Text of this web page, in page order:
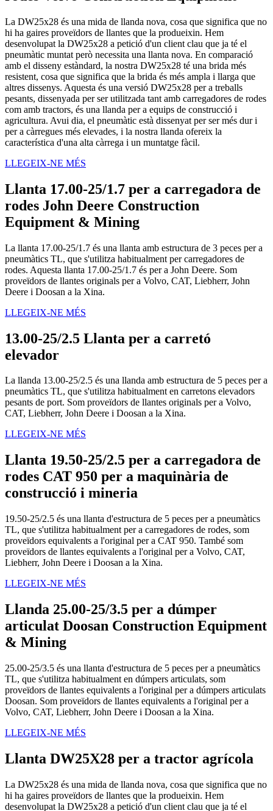
La DW25x28 és una mida de llanda nova, cosa que significa que no
hi ha gaires proveïdors de llantes que la produeixin. Hem
desenvolupat la DW25x28 a petició d'un client clau que ja té el
pneumàtic muntat però necessita una llanta nova. En comparació
amb el disseny estàndard, la nostra DW25x28 té una brida més
resistent, cosa que significa que la brida és més ampla i llarga que
altres dissenys. Aquesta és una versió DW25x28 per a treballs
pesants, dissenyada per ser utilitzada tant amb carregadores de rodes
com amb tractors, és una llanda per a equips de construcció i
agricultura. Avui dia, el pneumàtic està dissenyat per ser més dur i
per a càrregues més elevades, i la nostra llanda ofereix la
característica d'una alta càrrega i un muntatge fàcil.
LLEGEIX-NE MÉS
Llanta 17.00-25/1.7 per a carregadora de
rodes John Deere Construction
Equipment & Mining
La llanta 17.00-25/1.7 és una llanta amb estructura de 3 peces per a
pneumàtics TL, que s'utilitza habitualment per carregadores de
rodes. Aquesta llanta 17.00-25/1.7 és per a John Deere. Som
proveïdors de llantes originals per a Volvo, CAT, Liebherr, John
Deere i Doosan a la Xina.
LLEGEIX-NE MÉS
13.00-25/2.5 Llanta per a carretó
elevador
La llanda 13.00-25/2.5 és una llanda amb estructura de 5 peces per a
pneumàtics TL, que s'utilitza habitualment en carretons elevadors
pesants de port. Som proveïdors de llantes originals per a Volvo,
CAT, Liebherr, John Deere i Doosan a la Xina.
LLEGEIX-NE MÉS
Llanta 19.50-25/2.5 per a carregadora de
rodes CAT 950 per a maquinària de
construcció i mineria
19.50-25/2.5 és una llanta d'estructura de 5 peces per a pneumàtics
TL, que s'utilitza habitualment per a carregadores de rodes, som
proveïdors equivalents a l'original per a CAT 950. També som
proveïdors de llantes equivalents a l'original per a Volvo, CAT,
Liebherr, John Deere i Doosan a la Xina.
LLEGEIX-NE MÉS
Llanda 25.00-25/3.5 per a dúmper
articulat Doosan Construction Equipment
& Mining
25.00-25/3.5 és una llanta d'estructura de 5 peces per a pneumàtics
TL, que s'utilitza habitualment en dúmpers articulats, som
proveïdors de llantes equivalents a l'original per a dúmpers articulats
Doosan. Som proveïdors de llantes equivalents a l'original per a
Volvo, CAT, Liebherr, John Deere i Doosan a la Xina.
LLEGEIX-NE MÉS
Llanta DW25X28 per a tractor agrícola
La DW25x28 és una mida de llanda nova, cosa que significa que no
hi ha gaires proveïdors de llantes que la produeixin. Hem
desenvolupat la DW25x28 a petició d'un client clau que ja té el